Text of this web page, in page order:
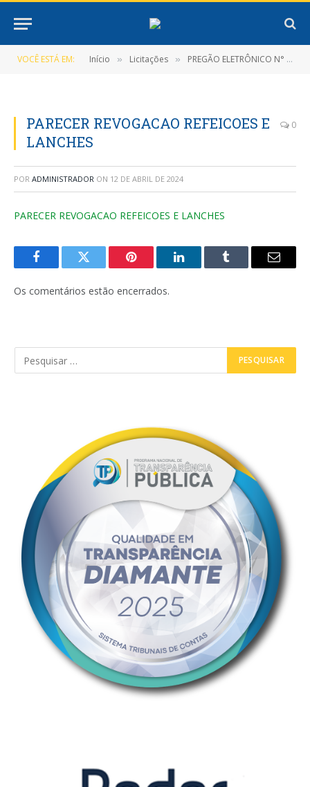
VOCÊ ESTÁ EM: Início » Licitações » PREGÃO ELETRÔNICO N° 015/2023 (REGISTRO DE PREÇOS QUE OBJETIVA A FUTURA E EVENTUAL CONTRATAÇÃO DE PESSOA JURÍDICA PARA O FORNECIMENTO DE REFEIÇÕES, MARMITEX E LANCHES PARA ATENDER AS NECESSIDADES DA PREFEITURA, SECRETARIAS E FUNDOS)
PARECER REVOGACAO REFEICOES E
LANCHES
0
POR ADMINISTRADOR ON 12 DE ABRIL DE 2024
PARECER REVOGACAO REFEICOES E LANCHES
FacebookTwitter Pinterest LinkedInTumblr
E-
Os comentários estão encerrados.